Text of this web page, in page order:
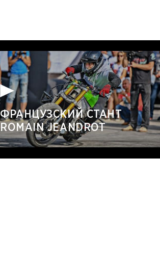
ФРАНЦУЗСКИЙ СТАНТ
ROMAIN JEANDROT